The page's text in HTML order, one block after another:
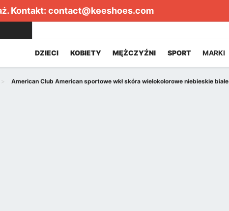
Kontakt: contact@keeshoes.com
DZIECI KOBIETY MĘŻCZYŹNI SPORT MARKI
American Club American sportowe wkł skóra wielokolorowe niebieskie białe